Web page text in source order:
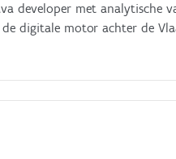
developer met analytische
digitale motor achter de